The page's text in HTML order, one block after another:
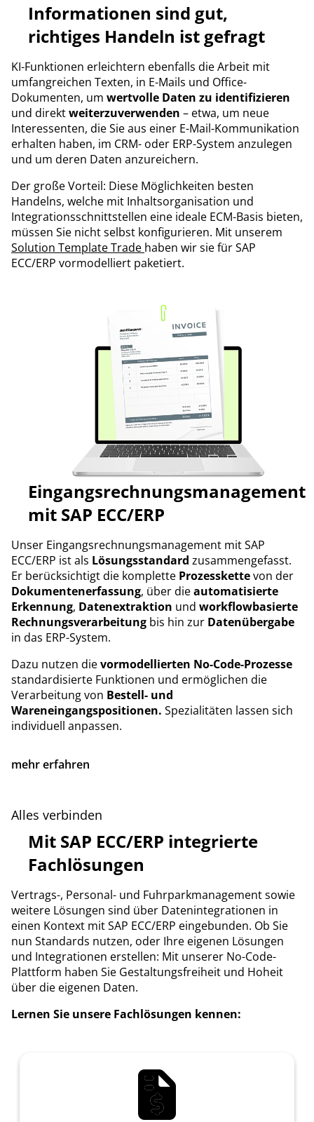
Informationen sind gut,
richtiges Handeln ist gefragt
KI-Funktionen erleichtern ebenfalls die Arbeit mit
umfangreichen Texten, in E-Mails und Office-
Dokumenten, um wertvolle Daten zu identifizieren
und direktweiterzuverwenden – etwa, um neue
Interessenten, die Sie aus einer E-Mail-Kommunikation
erhalten haben, im CRM- oder ERP-System anzulegen
und um deren Daten anzureichern.
Der große Vorteil: Diese Möglichkeiten besten
Handelns, welche mit Inhaltsorganisation und
Integrationsschnittstellen eine ideale ECM-Basis bieten,
müssen Sie nicht selbst konfigurieren. Mit unserem
Solution Template Trade haben wir sie für SAP
ECC/ERP vormodelliert paketiert.
Eingangsrechnungsmanagement
mit SAP ECC/ERP
Unser Eingangsrechnungsmanagement mit SAP
ECC/ERP ist als Lösungsstandard zusammengefasst.
Er berücksichtigt die komplette Prozesskettevon der
Dokumentenerfassung, über dieautomatisierte
Erkennung, Datenextraktion und workflowbasierte
Rechnungsverarbeitung bis hin zur Datenübergabe
in das ERP-System.
Dazu nutzen dievormodellierten No-Code-Prozesse
standardisierte Funktionen und ermöglichen die
Verarbeitung von Bestell- und
Wareneingangspositionen. Spezialitäten lassen sich
individuell anpassen.
mehr erfahren
Alles verbinden
Mit SAP ECC/ERP integrierte
Fachlösungen
Vertrags-, Personal- und Fuhrparkmanagement sowie
weitere Lösungen sind über Datenintegrationen in
einen Kontext mit SAP ECC/ERP eingebunden. Ob Sie
nun Standards nutzen, oder Ihre eigenen Lösungen
und Integrationen erstellen: Mit unserer No-Code-
Plattform haben Sie Gestaltungsfreiheit und Hoheit
über die eigenen Daten.
Lernen Sie unsere Fachlösungen kennen: